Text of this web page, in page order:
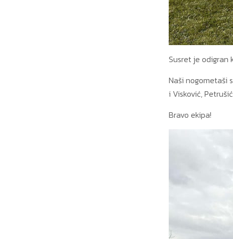
Susret je odigran
Naši nogometaši
i Visković,
Bravo ekipa!